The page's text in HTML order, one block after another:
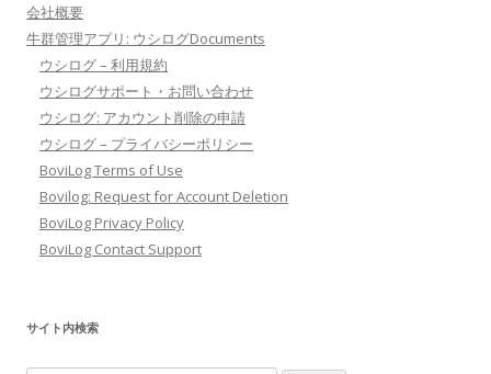
会社概要
牛群管理アプリ: ウシログDocuments
ウシログ – 利用規約
ウシログサポート・お問い合わせ
ウシログ: アカウント削除の申請
ウシログ – プライバシーポリシー
BoviLog Terms of Use
Bovilog: Request for Account Deletion
BoviLog Privacy Policy
BoviLog Contact Support
サイト内検索